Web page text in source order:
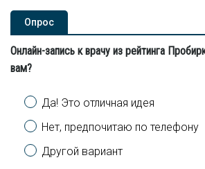
Опроc
Онлайн-запись к врачу из рейтинга
вам?
Варианты
Да! Это отличная идея
Нет, предпочитаю по телефону
Другой вариант